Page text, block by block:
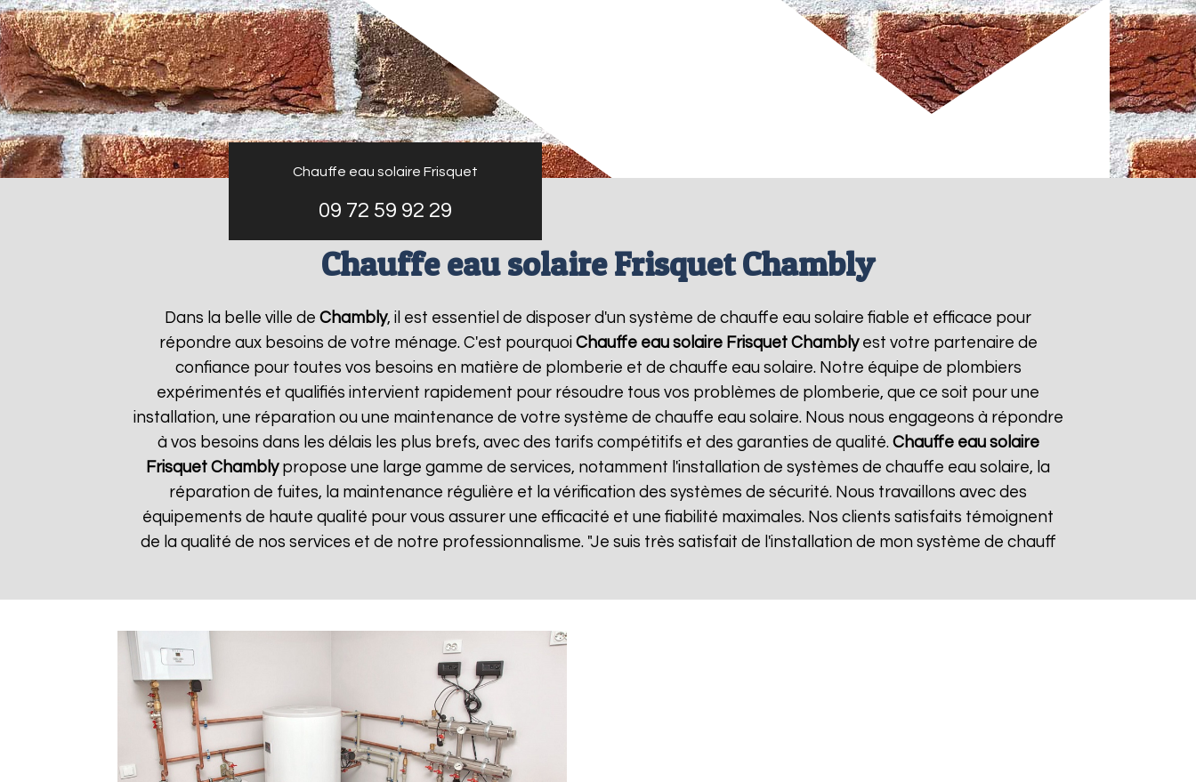
Chauffe eau solaire Frisquet
09 72 59 92 29
Chauffe eau solaire Frisquet Chambly
Dans la belle ville de Chambly, il est essentiel de disposer d'un système de chauffe eau solaire fiable et efficace pour
répondre aux besoins de votre ménage. C'est pourquoi Chauffe eau solaire Frisquet Chamblyest votre partenaire de
confiance pour toutes vos besoins en matière de plomberie et de chauffe eau solaire. Notre équipe de plombiers
expérimentés et qualifiés intervient rapidement pour résoudre tous vos problèmes de plomberie, que ce soit pour une
installation, une réparation ou une maintenance de votre système de chauffe eau solaire. Nous nous engageons à répondre
à vos besoins dans les délais les plus brefs, avec des tarifs compétitifs et des garanties de qualité. Chauffe eau solaire
Frisquet Chamblypropose une large gamme de services, notamment l'installation de systèmes de chauffe eau solaire, la
réparation de fuites, la maintenance régulière et la vérification des systèmes de sécurité. Nous travaillons avec des
équipements de haute qualité pour vous assurer une efficacité et une fiabilité maximales. Nos clients satisfaits témoignent
de la qualité de nos services et de notre professionnalisme. "Je suis très satisfait de l'installation de mon système de chauff